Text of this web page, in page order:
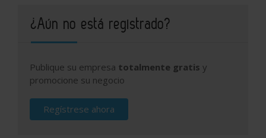
¿Aún no está registrado?
Publique su empresa totalmente gratis y
promocione su negocio
Regístrese ahora